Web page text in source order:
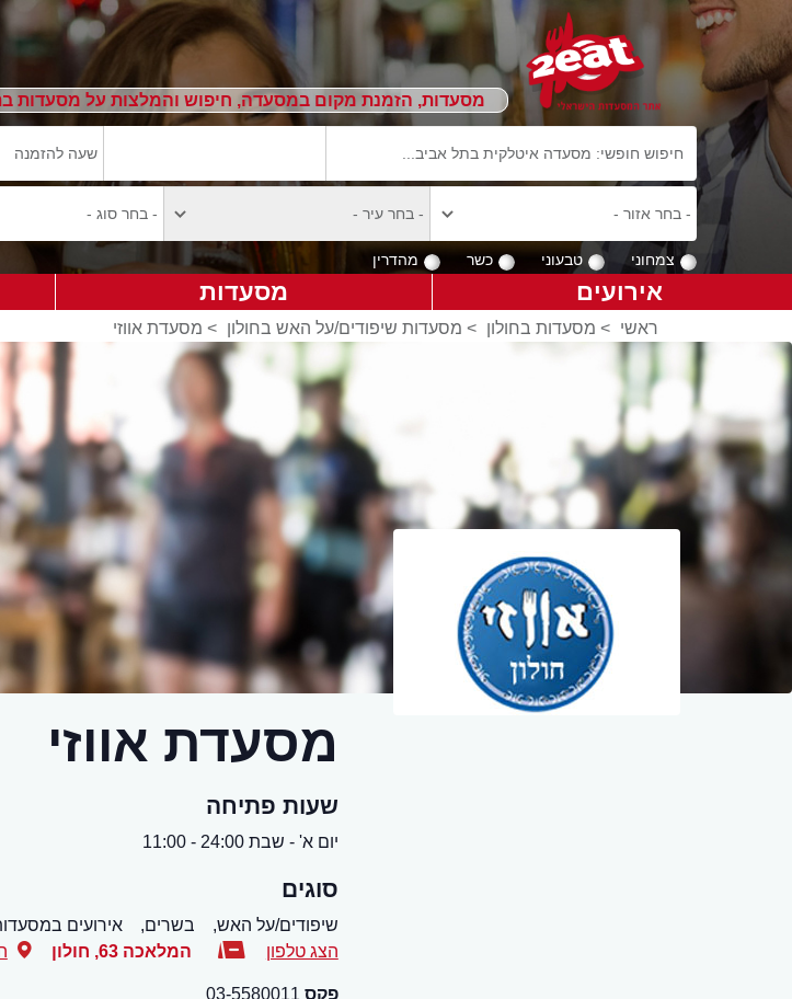
מסעדות, הזמנת מקום במסעדה, חיפוש והמלצות על מסעדות
צמחוני טבעוני כשר מהדרין
אירועים מסעדות
ראשי > מסעדות בחולון > מסעדות שיפודים/על האש בחולון > מסעדת אווזי
מסעדת אווזי
שעות פתיחה
יום א' - שבת 24:00 - 11:00
סוגים
שיפודים/על האש, בשרים, אירועים
הצג טלפון
המלאכה 63 , חולון
פקס 03-5580011